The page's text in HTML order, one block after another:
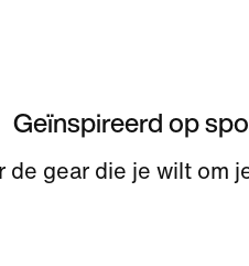
Geïnspireerd op
de gear die je wilt om